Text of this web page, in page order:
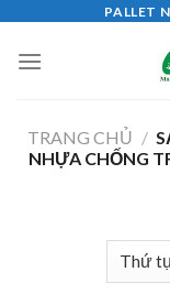
content
PALLET
TRANG CHỦ /
NHỰA CHỐNG